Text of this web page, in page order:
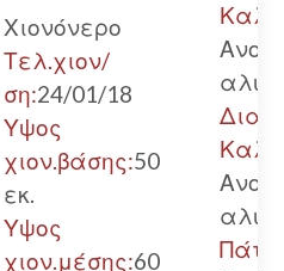
Χιονόνερο
Τελ.χιον/
ση:24/01/18
Υψος
χιον.βάσης:50
εκ.
Υψος
χιον.μέσης:60